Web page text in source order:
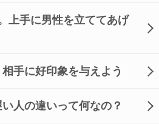
上手に男性を立ててあげ
手に好印象を与えよう
人の違いって何なの？